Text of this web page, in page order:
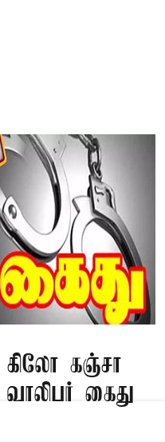
கிலோ கஞ்சா
கைது